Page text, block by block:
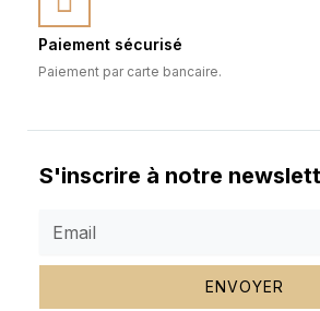
Paiement sécurisé
Paiement par carte bancaire.
S'inscrire à notre
ENVOYER